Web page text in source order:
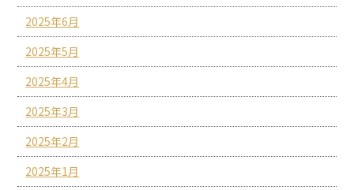
2025年6月
2025年5月
2025年4月
2025年3月
2025年2月
2025年1月